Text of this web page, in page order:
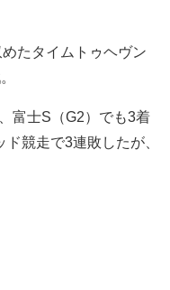
たタイムトゥヘヴン
富士S（G2）でも3着
競走で3連敗したが、